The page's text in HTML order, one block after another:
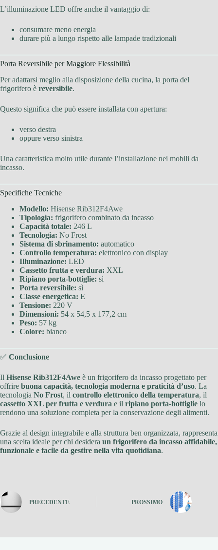
L’illuminazione LED offre anche il vantaggio di:
consumare meno energia
durare più a lungo rispetto alle lampade tradizionali
Porta Reversibile per Maggiore Flessibilità
Per adattarsi meglio alla disposizione della cucina, la porta del
frigorifero è reversibile.
Questo significa che può essere installata con apertura:
verso destra
oppure verso sinistra
Una caratteristica molto utile durante l’installazione nei mobili da
incasso.
Specifiche Tecniche
Modello: Hisense Rib312F4Awe
Tipologia: frigorifero combinato da incasso
Capacità totale: 246 L
Tecnologia: No Frost
Sistema di sbrinamento: automatico
Controllo temperatura: elettronico con display
Illuminazione: LED
Cassetto frutta e verdura: XXL
Ripiano porta-bottiglie: sì
Porta reversibile: sì
Classe energetica: E
Tensione: 220 V
Dimensioni: 54 x 54,5 x 177,2 cm
Peso: 57 kg
Colore: bianco
✅ Conclusione
Il Hisense Rib312F4Awe è un frigorifero da incasso progettato per
offrire buona capacità, tecnologia moderna e praticità d’uso. La
tecnologia No Frost, il controllo elettronico della temperatura, il
cassetto XXL per frutta e verdura e il ripiano porta-bottiglie lo
rendono una soluzione completa per la conservazione degli alimenti.
Grazie al design integrabile e alla struttura ben organizzata, rappresenta
una scelta ideale per chi desidera un frigorifero da incasso affidabile,
funzionale e facile da gestire nella vita quotidiana.
PRECEDENTE PROSSIMO